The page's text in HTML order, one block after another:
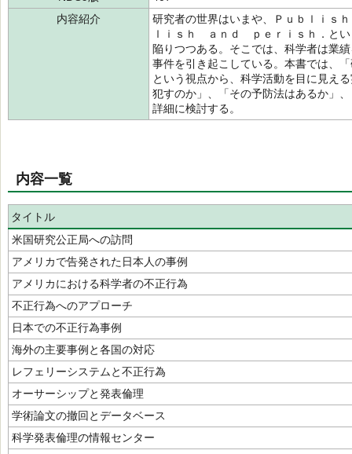
内容紹介
研究者の世界はいまや、Ｐｕｂｌｉ
ｌｉｓｈ ａｎｄ ｐｅｒｉｓｈ．とい
陥りつつある。そこでは、科学者は業
事件を引き起こしている。本書では、
という視点から、科学活動を目に見え
犯すのか」、「その予防法はあるか」
詳細に検討する。
内容一覧
タイトル
米国研究公正局への訪問
アメリカで告発された日本人の事例
アメリカにおける科学者の不正行為
不正行為へのアプローチ
日本での不正行為事例
海外の主要事例と各国の対応
レフェリーシステムと不正行為
オーサーシップと発表倫理
学術論文の撤回とデータベース
科学発表倫理の情報センター